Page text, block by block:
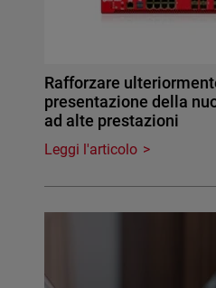
Rafforzare
presentazione della
ad alte prestazioni
Leggi l'articolo